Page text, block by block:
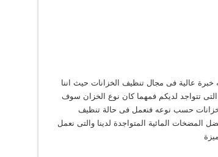
عالية فى مجال تنظيف الخزانات حيث اننا
التى تتواجد لديكم فمهما كان نوع الخزان سوف
حسب نوعه فنعمل فى حالة تنظيف
المضخات المائية المتواجدة لدينا والتى نعمل